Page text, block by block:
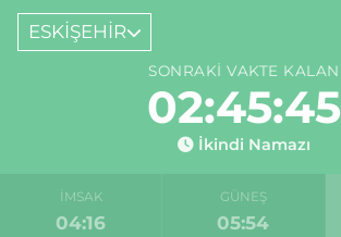
ESKİŞEHİR
SONRAKI VAKTE KALAN
02:45:44
İkindi Namazı
İMSAK
04:16
GÜNEŞ
05:54